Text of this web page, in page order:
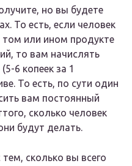
но вы будете
То есть, если человек
или ином продукте
то вам начислять
6 копеек за 1
То есть, по сути один
вам постоянный
сколько человек
будут делать.
сколько вы всего